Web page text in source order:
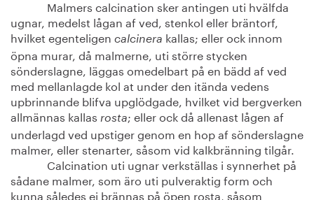
Malmers calcination sker antingen uti hvälfda
ugnar, medelst lågan af ved, stenkol eller bräntorf,
hvilket egenteligen calcinera kallas; eller ock innom
öpna murar, då malmerne, uti större stycken
sönderslagne, läggas omedelbart på en bädd af ved
med mellanlagde kol at under den itända vedens
upbrinnande blifva upglödgade, hvilket vid bergverken
allmännas kallas rosta; eller ock då allenast lågen af
underlagd ved upstiger genom en hop af sönderslagne
malmer, eller stenarter, såsom vid kalkbränning tilgår.
Calcination uti ugnar verkställas i synnerhet på
sådane malmer, som äro uti pulveraktig form och
kunna således ej brännas på öpen rosta, såsom